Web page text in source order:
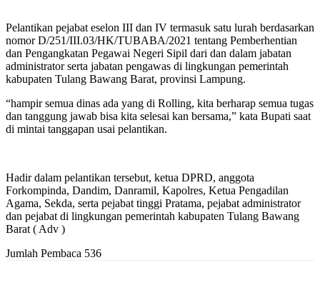
Pelantikan pejabat eselon III dan IV termasuk satu lurah berdasarkan
nomor D/251/III.03/HK/TUBABA/2021 tentang Pemberhentian
dan Pengangkatan Pegawai Negeri Sipil dari dan dalam jabatan
administrator serta jabatan pengawas di lingkungan pemerintah
kabupaten Tulang Bawang Barat, provinsi Lampung.
“hampir semua dinas ada yang di Rolling, kita berharap semua tugas
dan tanggung jawab bisa kita selesai kan bersama,” kata Bupati saat
di mintai tanggapan usai pelantikan.
Hadir dalam pelantikan tersebut, ketua DPRD, anggota
Forkompinda, Dandim, Danramil, Kapolres, Ketua Pengadilan
Agama, Sekda, serta pejabat tinggi Pratama, pejabat administrator
dan pejabat di lingkungan pemerintah kabupaten Tulang Bawang
Barat ( Adv )
Jumlah Pembaca 536